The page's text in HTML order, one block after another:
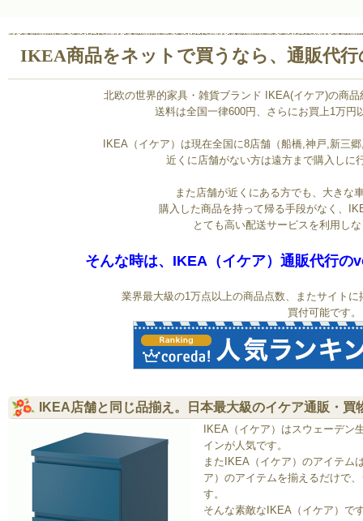
IKEA商品をネットで買うなら、通販代行
北欧の世界的家具・雑貨ブランド IKEA(イケア)の商
送料は全国一律600円、さらにお買上1万円
IKEA（イケア）は現在全国に8店舗（船橋,神戸,新三
近くに店舗がない方は遠方まで購入しに
また店舗が近くにある方でも、大きな
購入した商品を持って帰る手段がなく、
とても高い配送サービスを利用し
そんな時は、IKEA（イケア）通販代行
業界最大級の1万点以上の商品点数、またサイト
買付可能です。
IKEA店舗と同じ品揃え。日本最大級のイケア通販・
IKEA（イケア）はスウェーデン
インが人気です。
またIKEA（イケア）のアイテム
ア）のアイテムを揃えるだけで
す。
そんな素敵なIKEA（イケア）で